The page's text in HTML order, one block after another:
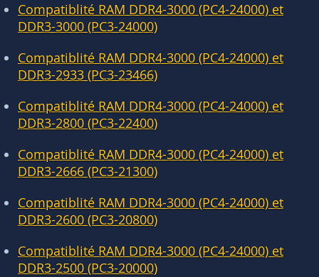
Compatiblité RAM DDR4-3000 (PC4-24000) et
DDR3-3000 (PC3-24000)
Compatiblité RAM DDR4-3000 (PC4-24000) et
DDR3-2933 (PC3-23466)
Compatiblité RAM DDR4-3000 (PC4-24000) et
DDR3-2800 (PC3-22400)
Compatiblité RAM DDR4-3000 (PC4-24000) et
DDR3-2666 (PC3-21300)
Compatiblité RAM DDR4-3000 (PC4-24000) et
DDR3-2600 (PC3-20800)
Compatiblité RAM DDR4-3000 (PC4-24000) et
DDR3-2500 (PC3-20000)